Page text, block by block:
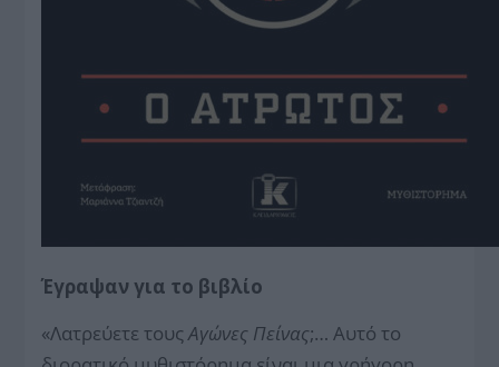
Έγραψαν για το βιβλίο
«Λατρεύετε τουςΑγώνες Πείνας;… Αυτό το